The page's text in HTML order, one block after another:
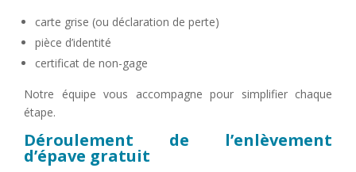
carte grise (ou déclaration de perte)
pièce d’identité
certificat de non-gage
Notre équipe vous accompagne pour simplifier chaque
étape.
Déroulement de l’enlèvement
d’épave gratuit